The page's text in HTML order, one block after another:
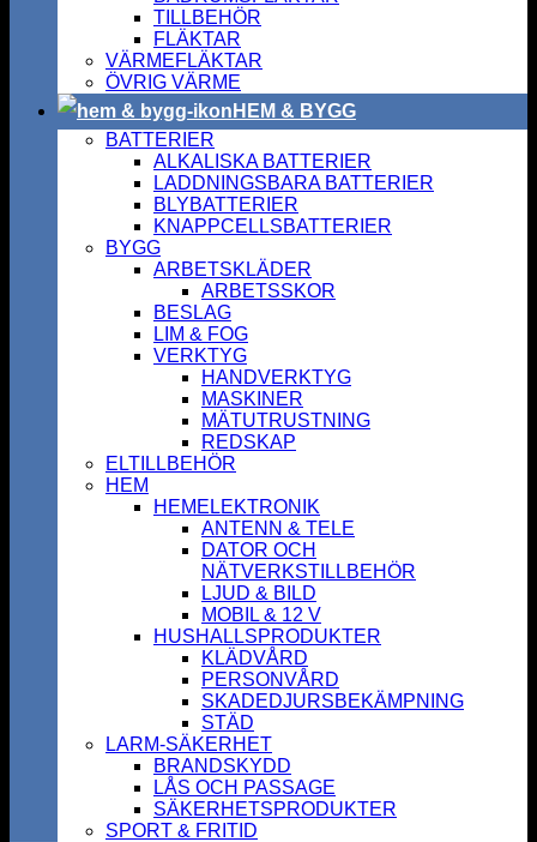
TILLBEHÖR
FLÄKTAR
VÄRMEFLÄKTAR
ÖVRIG VÄRME
HEM & BYGG
BATTERIER
ALKALISKA BATTERIER
LADDNINGSBARA BATTERIER
BLYBATTERIER
KNAPPCELLSBATTERIER
BYGG
ARBETSKLÄDER
ARBETSSKOR
BESLAG
LIM & FOG
VERKTYG
HANDVERKTYG
MASKINER
MÄTUTRUSTNING
REDSKAP
ELTILLBEHÖR
HEM
HEMELEKTRONIK
ANTENN & TELE
DATOR OCH
NÄTVERKSTILLBEHÖR
LJUD & BILD
MOBIL & 12 V
HUSHALLSPRODUKTER
KLÄDVÅRD
PERSONVÅRD
SKADEDJURSBEKÄMPNING
STÄD
LARM-SÄKERHET
BRANDSKYDD
LÅS OCH PASSAGE
SÄKERHETSPRODUKTER
SPORT & FRITID